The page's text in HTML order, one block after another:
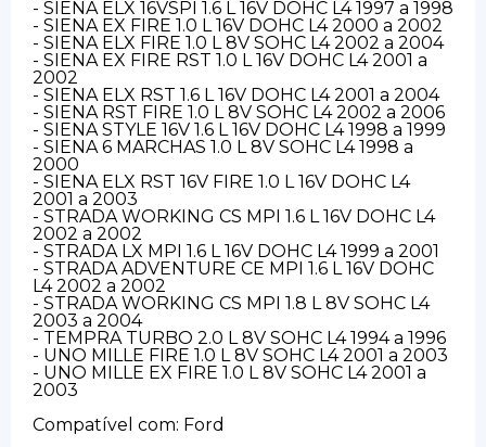
- SIENA ELX 16VSPI 1.6 L 16V DOHC L4 1997 a 1998
- SIENA EX FIRE 1.0 L 16V DOHC L4 2000 a 2002
- SIENA ELX FIRE 1.0 L 8V SOHC L4 2002 a 2004
- SIENA EX FIRE RST 1.0 L 16V DOHC L4 2001 a
2002
- SIENA ELX RST 1.6 L 16V DOHC L4 2001 a 2004
- SIENA RST FIRE 1.0 L 8V SOHC L4 2002 a 2006
- SIENA STYLE 16V 1.6 L 16V DOHC L4 1998 a 1999
- SIENA 6 MARCHAS 1.0 L 8V SOHC L4 1998 a
2000
- SIENA ELX RST 16V FIRE 1.0 L 16V DOHC L4
2001 a 2003
- STRADA WORKING CS MPI 1.6 L 16V DOHC L4
2002 a 2002
- STRADA LX MPI 1.6 L 16V DOHC L4 1999 a 2001
- STRADA ADVENTURE CE MPI 1.6 L 16V DOHC
L4 2002 a 2002
- STRADA WORKING CS MPI 1.8 L 8V SOHC L4
2003 a 2004
- TEMPRA TURBO 2.0 L 8V SOHC L4 1994 a 1996
- UNO MILLE FIRE 1.0 L 8V SOHC L4 2001 a 2003
- UNO MILLE EX FIRE 1.0 L 8V SOHC L4 2001 a
2003
Compatível com: Ford